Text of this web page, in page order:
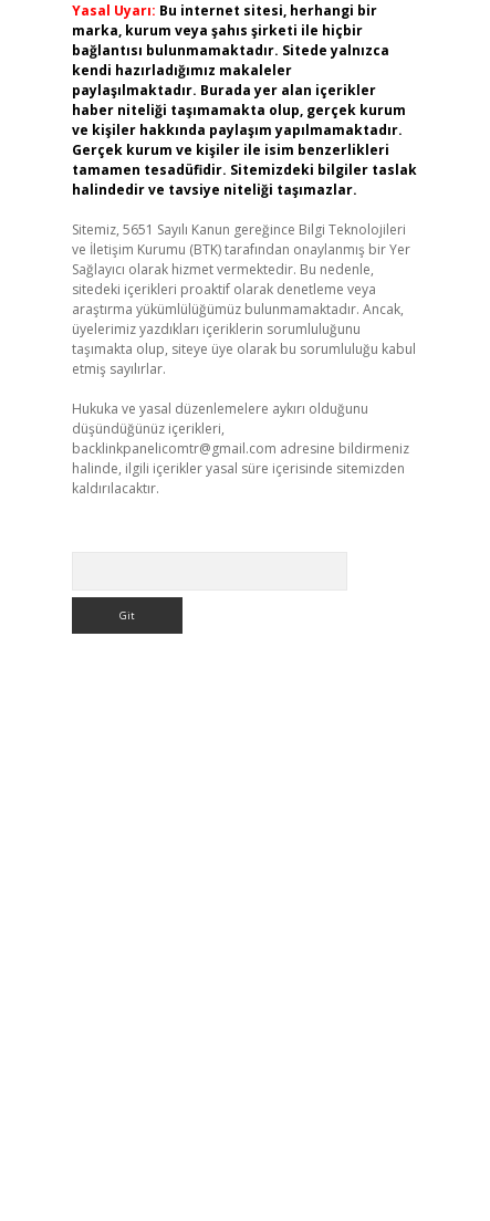
Yasal Uyarı: Bu internet sitesi, herhangi bir
marka, kurum veya şahıs şirketi ile hiçbir
bağlantısı bulunmamaktadır. Sitede yalnızca
kendi hazırladığımız makaleler
paylaşılmaktadır. Burada yer alan içerikler
haber niteliği taşımamakta olup, gerçek kurum
ve kişiler hakkında paylaşım yapılmamaktadır.
Gerçek kurum ve kişiler ile isim benzerlikleri
tamamen tesadüfidir. Sitemizdeki bilgiler taslak
halindedir ve tavsiye niteliği taşımazlar.
Sitemiz, 5651 Sayılı Kanun gereğince Bilgi Teknolojileri
ve İletişim Kurumu (BTK) tarafından onaylanmış bir Yer
Sağlayıcı olarak hizmet vermektedir. Bu nedenle,
sitedeki içerikleri proaktif olarak denetleme veya
araştırma yükümlülüğümüz bulunmamaktadır. Ancak,
üyelerimiz yazdıkları içeriklerin sorumluluğunu
taşımakta olup, siteye üye olarak bu sorumluluğu kabul
etmiş sayılırlar.
Hukuka ve yasal düzenlemelere aykırı olduğunu
düşündüğünüz içerikleri,
backlinkpanelicomtr@gmail.com adresine bildirmeniz
halinde, ilgili içerikler yasal süre içerisinde sitemizden
kaldırılacaktır.